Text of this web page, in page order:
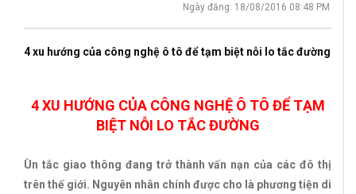
Ngày đăng: 18/08/2016 08:48 PM
4 xu hướng của công nghệ ô tô để tạm biệt nỗi lo tắc đường
4 XU HƯỚNG CỦA CÔNG NGHỆ Ô TÔ ĐỂ TẠM
BIỆT NỖI LO TẮC ĐƯỜNG
Ùn tắc giao thông đang trở thành vấn nạn của các đô thị
trên thế giới. Nguyên nhân chính được cho là phương tiện di